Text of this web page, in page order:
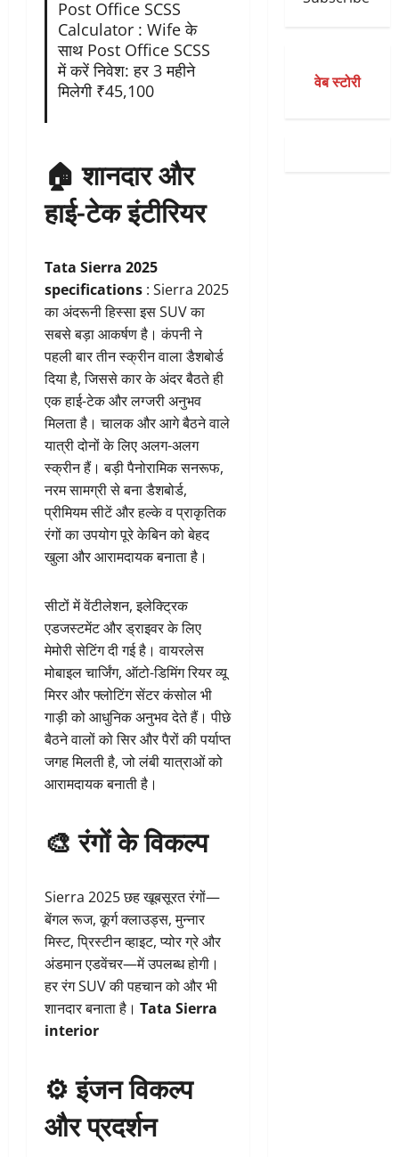
Post Office SCSS
Calculator : Wife के
साथ Post Office SCSS
में करें निवेश: हर 3 महीने
मिलेगी ₹45,100
🏠शानदार और
हाई-टेक इंटीरियर
Tata Sierra 2025
specifications : Sierra 2025
का अंदरूनी हिस्सा इस SUV का
सबसे बड़ा आकर्षण है। कंपनी ने
पहली बार तीन स्क्रीन वाला डैशबोर्ड
दिया है, जिससे कार के अंदर बैठते ही
एक हाई-टेक और लग्जरी अनुभव
मिलता है। चालक और आगे बैठने वाले
यात्री दोनों के लिए अलग-अलग
स्क्रीन हैं। बड़ी पैनोरामिक सनरूफ,
नरम सामग्री से बना डैशबोर्ड,
प्रीमियम सीटें और हल्के व प्राकृतिक
रंगों का उपयोग पूरे केबिन को बेहद
खुला और आरामदायक बनाता है।
सीटों में वेंटीलेशन, इलेक्ट्रिक
एडजस्टमेंट और ड्राइवर के लिए
मेमोरी सेटिंग दी गई है। वायरलेस
मोबाइल चार्जिंग, ऑटो-डिमिंग रियर व्यू
मिरर और फ्लोटिंग सेंटर कंसोल भी
गाड़ी को आधुनिक अनुभव देते हैं। पीछे
बैठने वालों को सिर और पैरों की पर्याप्त
जगह मिलती है, जो लंबी यात्राओं को
आरामदायक बनाती है।
🎨रंगों के विकल्प
Sierra 2025 छह खूबसूरत रंगों—
बेंगल रूज, कूर्ग क्लाउड्स, मुन्‍नार
मिस्ट, प्रिस्टीन व्हाइट, प्योर ग्रे और
अंडमान एडवेंचर—में उपलब्ध होगी।
हर रंग SUV की पहचान को और भी
शानदार बनाता है। Tata Sierra
interior
⚙️इंजन विकल्प
और प्रदर्शन
वेब स्टोरी